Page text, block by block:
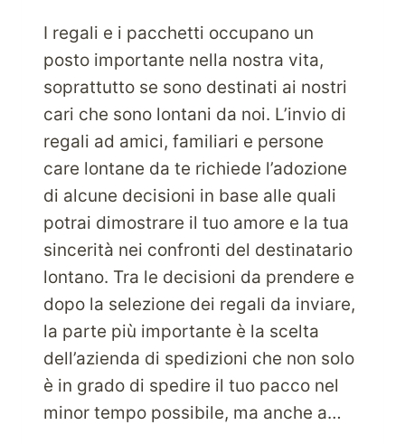
I regali e i pacchetti occupano un
posto importante nella nostra vita,
soprattutto se sono destinati ai nostri
cari che sono lontani da noi. L’invio di
regali ad amici, familiari e persone
care lontane da te richiede l’adozione
di alcune decisioni in base alle quali
potrai dimostrare il tuo amore e la tua
sincerità nei confronti del destinatario
lontano. Tra le decisioni da prendere e
dopo la selezione dei regali da inviare,
la parte più importante è la scelta
dell’azienda di spedizioni che non solo
è in grado di spedire il tuo pacco nel
minor tempo possibile, ma anche a…